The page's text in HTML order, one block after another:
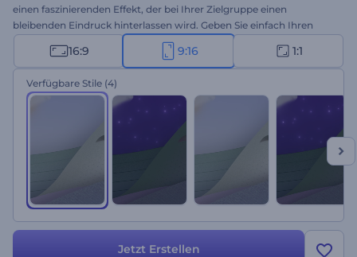
einen faszinierenden Effekt, der bei Ihrer Zielgruppe einen
bleibenden Eindruck hinterlassen wird. Geben Sie einfach Ihren
Slogan ein, fügen Sie Ihr Logo hinzu, und sehen Sie zu, wie es mit
natürlichen Effekten und Übergängen zum Leben erwacht. Die
Vorlage eignet sich perfekt für Werbespots von Wildlife-Kanälen,
TV-Spots, Präsentationseinleitungen, geografische Intros oder
Outros und vieles mehr. Probieren Sie es noch heute aus und
bringen Sie Ihr Logo in neue Dimensionen!
16:9 9:16 1:1
Verfügbare Stile (4)
Jetzt Erstellen